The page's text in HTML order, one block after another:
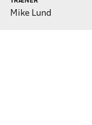
Mike Lund